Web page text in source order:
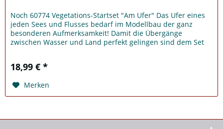
Noch 60774 Vegetations-Startset "Am Ufer" Das Ufer eines
jeden Sees und Flusses bedarf im Modellbau der ganz
besonderen Aufmerksamkeit! Damit die Übergänge
zwischen Wasser und Land perfekt gelingen sind dem Set
18,99 € *
Merken